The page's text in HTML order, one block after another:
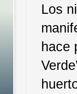
Los
hace